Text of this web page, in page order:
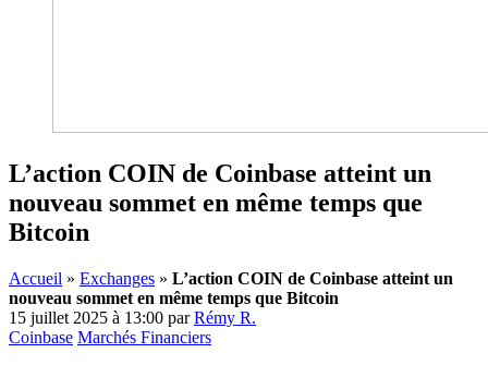
L’action COIN de Coinbase atteint un
nouveau sommet en même temps que
Bitcoin
Accueil » Exchanges » L’action COIN de Coinbase atteint un
nouveau sommet en même temps que Bitcoin
15 juillet 2025 à 13:00 parRémy R.
Coinbase Marchés Financiers